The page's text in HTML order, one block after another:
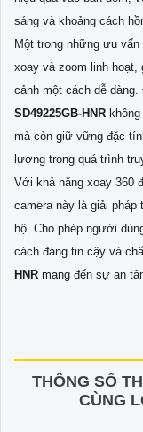
sáng và khoảng cách
Một trong những ưu
xoay và zoom linh
cảnh một cách dễ
SD49225GB-HNR
mà còn giữ vững đặc
lượng trong quá trình
Với khả năng xoay 360
camera này là giải pháp
hộ. Cho phép người
cách đáng tin cậy và
HNR mang đến sự an
THÔNG SỐ
CÙNG